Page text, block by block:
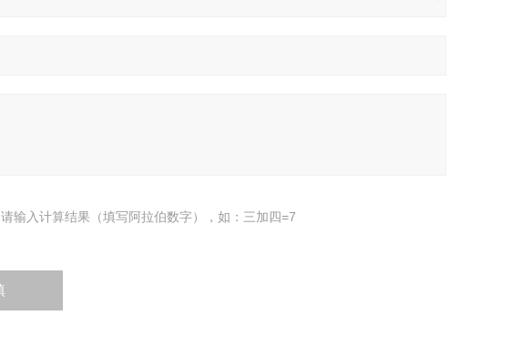
请输入计算结果（填写阿拉伯数字），如：三加四=7